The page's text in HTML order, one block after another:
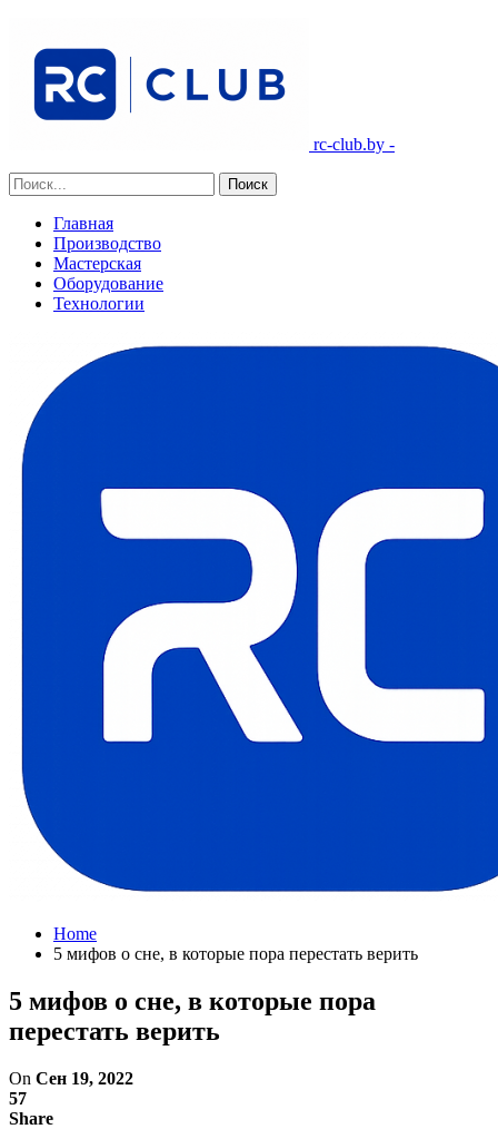
rc-club.by -
Главная
Производство
Мастерская
Оборудование
Технологии
Home
5 мифов о сне, в которые пора перестать верить
5 мифов о сне, в которые пора
перестать верить
On Сен 19, 2022
57
Share